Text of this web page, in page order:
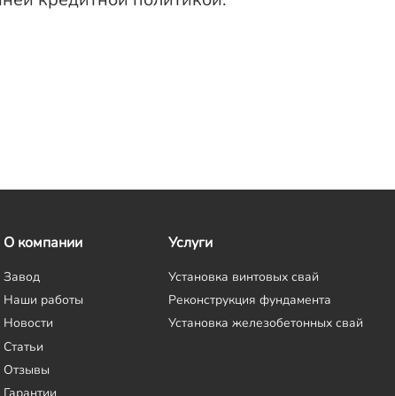
О компании
Завод
Наши работы
Новости
Статьи
Отзывы
Гарантии
Услуги
Установка винтовых свай
Реконструкция фундамента
Установка железобетонных свай